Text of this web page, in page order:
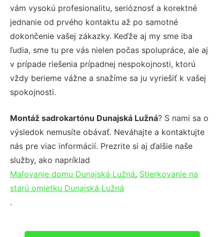
vám vysokú profesionalitu, serióznosť a korektné
jednanie od prvého kontaktu až po samotné
dokončenie vašej zákazky. Keďže aj my sme iba
ľudia, sme tu pre vás nielen počas spolupráce, ale aj
v prípade riešenia prípadnej nespokojnosti, ktorú
vždy berieme vážne a snažíme sa ju vyriešiť k vašej
spokojnosti.
Montáž sadrokartónu Dunajská Lužná? S nami sa o
výsledok nemusíte obávať. Neváhajte a kontaktujte
nás pre viac informácií. Prezrite si aj ďalšie naše
služby, ako napríklad
Maľovanie domu Dunajská Lužná, Stierkovanie na
starú omietku Dunajská Lužná
.